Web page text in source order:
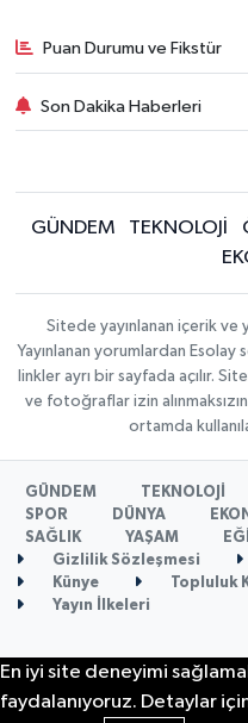
Puan Durumu ve Fikstür
Son Dakika Haberleri
GÜNDEM TEKNOLOJİ
Sitede yayınlanan içerik ve
Yayınlanan yorumlardan
linkler ayrı bir sayfada açılır.
ve fotoğraflar izin
ortamda
GÜNDEM TEKNOLOJİ
SPOR
DÜNYA
SAĞLIK
YAŞAM
Gizlilik Sözleşmesi
Künye
Topluluk
Yayın İlkeleri
En iyi site deneyimi
faydalanıyoruz. Detaylar